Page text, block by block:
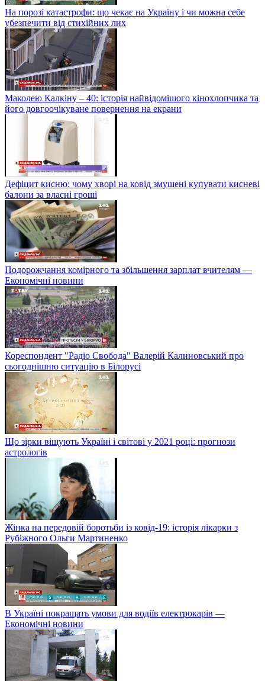
На порозі катастрофи: що чекає на Україну і чи можна себе
убезпечити від стихійних лих
Маколею Калкіну – 40: історія найвідомішого кінохлопчика та
його довгоочікуване повернення на екрани
Дефіцит кисню: чому хворі на ковід змушені купувати кисневі
балони за власні гроші
Подорожчання комірного та збільшення зарплат вчителям —
Економічні новини
Кореспондент "Радіо Свобода" Валерій Калиновський про
сьогоднішню ситуацію в Білорусі
Що зірки віщують Україні і світові у 2021 році: прогнози
астрологів
Жінка на передовій боротьби із ковід-19: історія лікарки з
Рубіжного Ольги Мартиненко
В Україні покращать умови для водіїв електрокарів —
Економічні новини